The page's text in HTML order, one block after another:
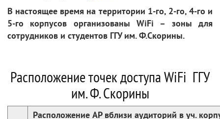
В настоящее время на территории 1-го, 2-го, 4-го и
5-го корпусов организованы WiFi – зоны для
сотрудников и студентов ГГУ им. Ф.Скорины.
Расположение точек доступа WiFi ГГУ
им. Ф. Скорины
Расположение AP вблизи аудиторий в уч.